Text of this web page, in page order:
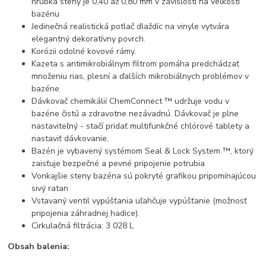
bazénu
Jedinečná realistická potlač dlaždíc na vinyle vytvára
elegantný dekoratívny povrch.
Korózii odolné kovové rámy.
Kazeta s antimikrobiálnym filtrom pomáha predchádzať
množeniu rias, plesní a ďalších mikrobiálnych problémov v
bazéne.
Dávkovač chemikálií ChemConnect ™ udržuje vodu v
bazéne čistú a zdravotne nezávadnú. Dávkovač je plne
nastaviteľný - stačí pridať multifunkčné chlórové tablety a
nastaviť dávkovanie.
Bazén je vybavený systémom Seal & Lock System ™, ktorý
zaisťuje bezpečné a pevné pripojenie potrubia
Vonkajšie steny bazéna sú pokryté grafikou pripomínajúcou
sivý ratan
Vstavaný ventil vypúšťania uľahčuje vypúšťanie (možnosť
pripojenia záhradnej hadice).
Cirkulačná filtrácia: 3 028 L
Obsah balenia: